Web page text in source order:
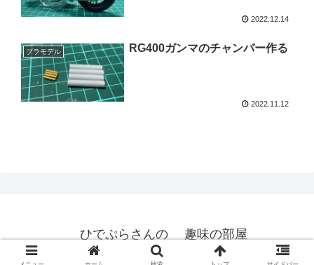
2022.12.14
プラモデル RG400ガンマのチャンバー作る
2022.11.12
ひでぷらさんの 趣味の部屋
© 2021 ひでぷらさんの 趣味の部屋.